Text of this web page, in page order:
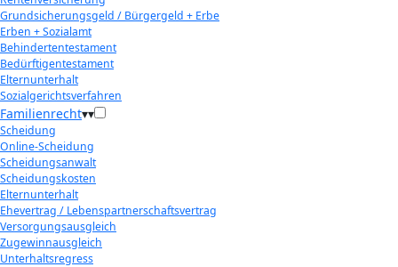
Grundsicherungsgeld / Bürgergeld + Erbe
Erben + Sozialamt
Behindertentestament
Bedürftigentestament
Elternunterhalt
Sozialgerichtsverfahren
Familienrecht▾▾
Scheidung
Online-Scheidung
Scheidungsanwalt
Scheidungskosten
Elternunterhalt
Ehevertrag / Lebenspartnerschaftsvertrag
Versorgungsausgleich
Zugewinnausgleich
Unterhaltsregress